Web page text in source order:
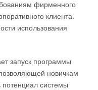
фирменного
клиента.
использования
запуск программы
новичкам
потенциал системы